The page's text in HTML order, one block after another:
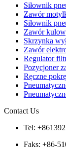
Siłownik
Zawór
Siłownik
Zawór
Skrzynka
Zawór
Regulator
Pozycjoner
Ręczne
Contact Us
Tel:
Faks: +86-